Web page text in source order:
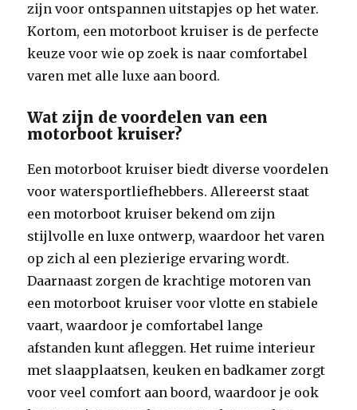
zijn voor ontspannen uitstapjes op het water.
Kortom, een motorboot kruiser is de perfecte
keuze voor wie op zoek is naar comfortabel
varen met alle luxe aan boord.
Wat zijn de voordelen van een
motorboot kruiser?
Een motorboot kruiser biedt diverse voordelen
voor watersportliefhebbers. Allereerst staat
een motorboot kruiser bekend om zijn
stijlvolle en luxe ontwerp, waardoor het varen
op zich al een plezierige ervaring wordt.
Daarnaast zorgen de krachtige motoren van
een motorboot kruiser voor vlotte en stabiele
vaart, waardoor je comfortabel lange
afstanden kunt afleggen. Het ruime interieur
met slaapplaatsen, keuken en badkamer zorgt
voor veel comfort aan boord, waardoor je ook